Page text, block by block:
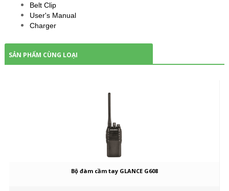
Belt Clip
User's Manual
Charger
SẢN PHẨM CÙNG LOẠI
Bộ đàm cầm tay GLANCE G608